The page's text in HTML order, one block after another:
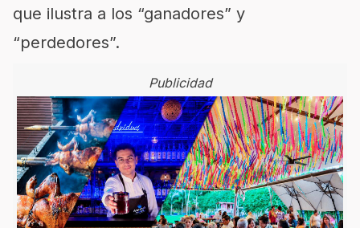
que ilustra a los “ganadores” y
“perdedores”.
Publicidad